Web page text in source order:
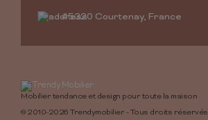
45320 Courtenay, France
Mobilier tendance et design pour toute la maison
© 2010-2026 Trendymobilier - Tous droits réservés